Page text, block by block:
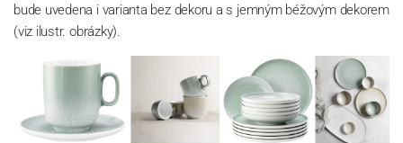
bude uvedena i varianta bez dekoru a s jemným béžovým dekorem
(viz ilustr. obrázky).